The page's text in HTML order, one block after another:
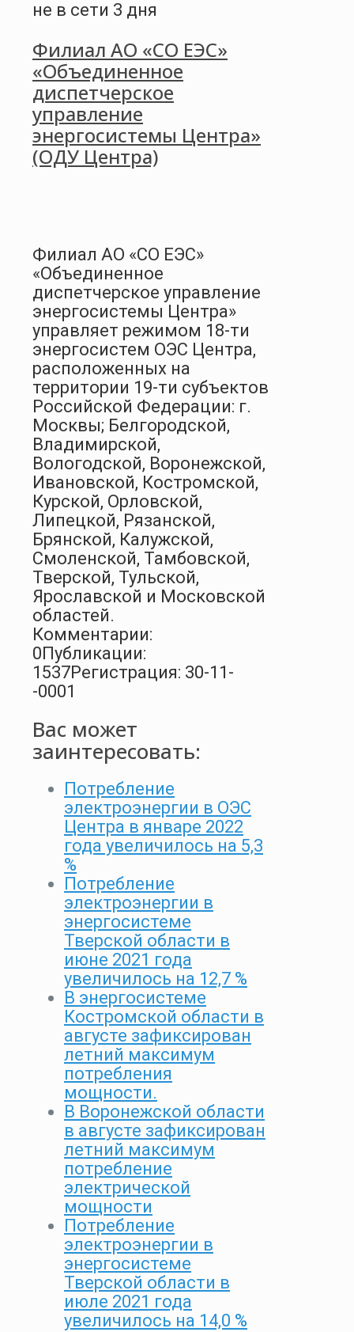
не в сети 3 дня
Филиал АО «СО ЕЭС»
«Объединенное
диспетчерское
управление
энергосистемы Центра»
(ОДУ Центра)
Филиал АО «СО ЕЭС»
«Объединенное
диспетчерское управление
энергосистемы Центра»
управляет режимом 18-ти
энергосистем ОЭС Центра,
расположенных на
территории 19-ти субъектов
Российской Федерации: г.
Москвы; Белгородской,
Владимирской,
Вологодской, Воронежской,
Ивановской, Костромской,
Курской, Орловской,
Липецкой, Рязанской,
Брянской, Калужской,
Смоленской, Тамбовской,
Тверской, Тульской,
Ярославской и Московской
областей.
Комментарии:
0Публикации:
1537Регистрация: 30-11-
-0001
Вас может
заинтересовать:
Потребление
электроэнергии в ОЭС
Центра в январе 2022
года увеличилось на 5,3
%
Потребление
электроэнергии в
энергосистеме
Тверской области в
июне 2021 года
увеличилось на 12,7 %
В энергосистеме
Костромской области в
августе зафиксирован
летний максимум
потребления
мощности.
В Воронежской области
в августе зафиксирован
летний максимум
потребление
электрической
мощности
Потребление
электроэнергии в
энергосистеме
Тверской области в
июле 2021 года
увеличилось на 14,0 %